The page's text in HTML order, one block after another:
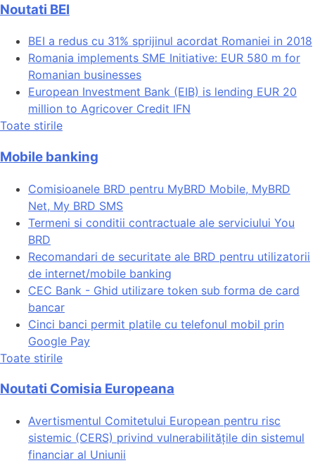
Noutati BEI
BEI a redus cu 31% sprijinul acordat Romaniei in 2018
Romania implements SME Initiative: EUR 580 m for
Romanian businesses
European Investment Bank (EIB) is lending EUR 20
million to Agricover Credit IFN
Toate stirile
Mobile banking
Comisioanele BRD pentru MyBRD Mobile, MyBRD
Net, My BRD SMS
Termeni si conditii contractuale ale serviciului You
BRD
Recomandari de securitate ale BRD pentru utilizatorii
de internet/mobile banking
CEC Bank - Ghid utilizare token sub forma de card
bancar
Cinci banci permit platile cu telefonul mobil prin
Google Pay
Toate stirile
Noutati Comisia Europeana
Avertismentul Comitetului European pentru risc
sistemic (CERS) privind vulnerabilitățile din sistemul
financiar al Uniunii